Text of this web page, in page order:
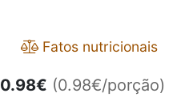
Fatos nutricionais
0.98€ (0.98€/porção)